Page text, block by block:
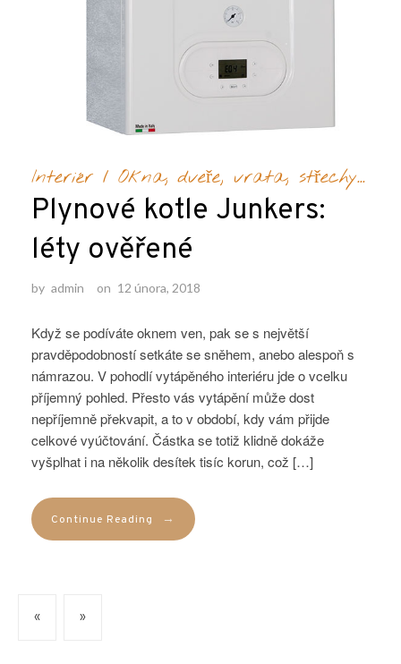
Interiér / Okna, dveře, vrata, střechy...
Plynové kotle Junkers:
léty ověřené
by admin on 12 února, 2018
Když se podíváte oknem ven, pak se s největší
pravděpodobností setkáte se sněhem, anebo alespoň s
námrazou. V pohodlí vytápěného interiéru jde o vcelku
příjemný pohled. Přesto vás vytápění může dost
nepříjemně překvapit, a to v období, kdy vám přijde
celkové vyúčtování. Částka se totiž klidně dokáže
vyšplhat i na několik desítek tisíc korun, což […]
Continue Reading →
« »